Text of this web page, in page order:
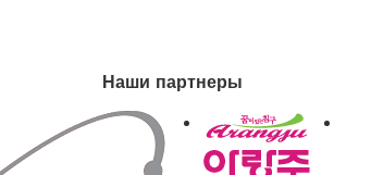
Наши партнеры